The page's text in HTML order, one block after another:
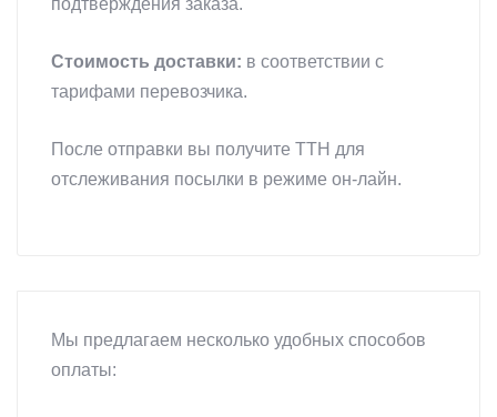
подтверждения заказа.
Стоимость доставки: в соответствии с
тарифами перевозчика.
После отправки вы получите ТТН для
отслеживания посылки в режиме он-лайн.
Мы предлагаем несколько удобных способов
оплаты: